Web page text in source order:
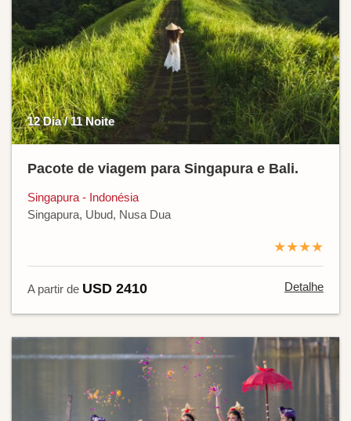
12 Dia / 11 Noite
Pacote de viagem para Singapura e Bali.
Singapura - Indonésia
Singapura, Ubud, Nusa Dua
★★★★
A partir de USD 2410 Detalhe